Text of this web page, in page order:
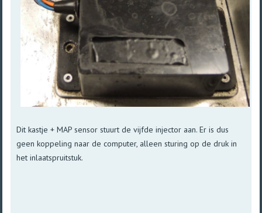
Dit kastje + MAP sensor stuurt de vijfde injector aan. Er is dus
geen koppeling naar de computer, alleen sturing op de druk in
het inlaatspruitstuk.